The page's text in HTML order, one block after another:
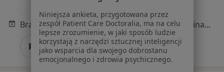
Brak dostępnych specjalistów z wolnymi terminami w tym centrum medycznym.
Pokaż profil
Niniejsza ankieta, przygotowana przez
zespół Patient Care Doctoralia, ma na celu
lepsze zrozumienie, w jaki sposób ludzie
korzystają z narzędzi sztucznej inteligencji
jako wsparcia dla swojego dobrostanu
emocjonalnego i zdrowia psychicznego.